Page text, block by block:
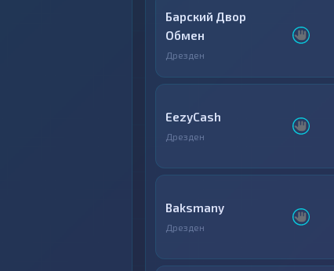
Барский Двор
Обмен
Дрезден
EezyCash
Дрезден
Baksmany
Дрезден